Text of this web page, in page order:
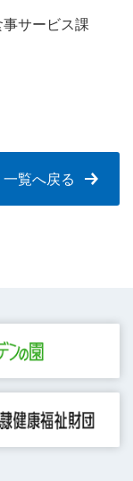
サービス課
一覧へ戻る